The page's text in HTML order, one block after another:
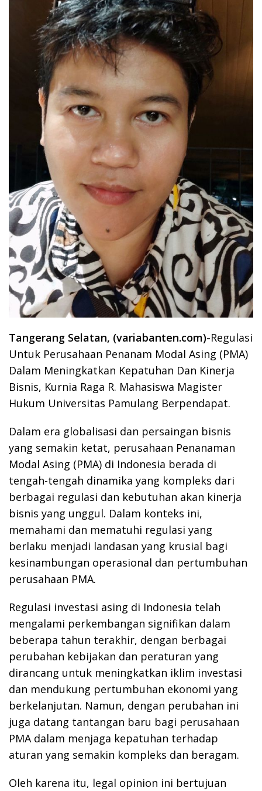
Tangerang Selatan, (variabanten.com)-Regulasi
Untuk Perusahaan Penanam Modal Asing (PMA)
Dalam Meningkatkan Kepatuhan Dan Kinerja
Bisnis, Kurnia Raga R. Mahasiswa Magister
Hukum Universitas Pamulang Berpendapat.
Dalam era globalisasi dan persaingan bisnis
yang semakin ketat, perusahaan Penanaman
Modal Asing (PMA) di Indonesia berada di
tengah-tengah dinamika yang kompleks dari
berbagai regulasi dan kebutuhan akan kinerja
bisnis yang unggul. Dalam konteks ini,
memahami dan mematuhi regulasi yang
berlaku menjadi landasan yang krusial bagi
kesinambungan operasional dan pertumbuhan
perusahaan PMA.
Regulasi investasi asing di Indonesia telah
mengalami perkembangan signifikan dalam
beberapa tahun terakhir, dengan berbagai
perubahan kebijakan dan peraturan yang
dirancang untuk meningkatkan iklim investasi
dan mendukung pertumbuhan ekonomi yang
berkelanjutan. Namun, dengan perubahan ini
juga datang tantangan baru bagi perusahaan
PMA dalam menjaga kepatuhan terhadap
aturan yang semakin kompleks dan beragam.
Oleh karena itu, legal opinion ini bertujuan